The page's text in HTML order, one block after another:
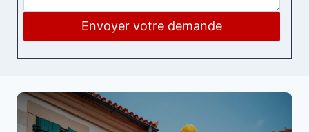
Envoyer votre demande